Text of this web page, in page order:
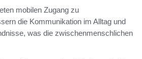
mobilen Zugang zu
die Kommunikation im Alltag und
was die zwischenmenschlichen